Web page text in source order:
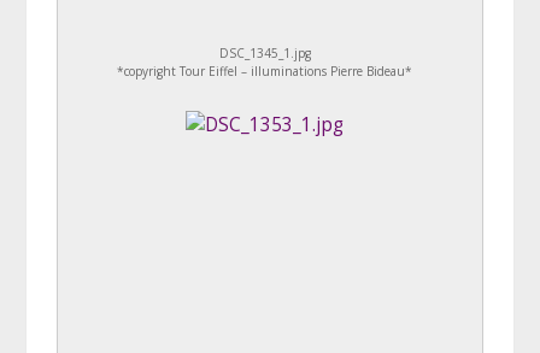
DSC_1345_1.jpg
*copyright Tour Eiffel – illuminations Pierre Bideau*